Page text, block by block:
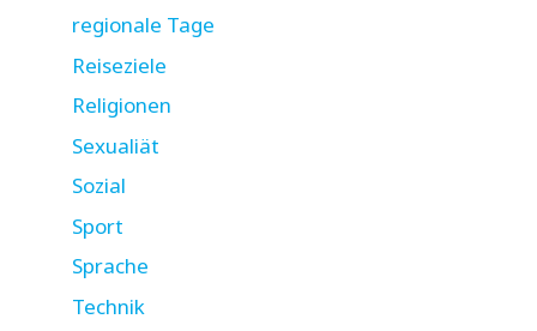
regionale Tage
Reiseziele
Religionen
Sexualiät
Sozial
Sport
Sprache
Technik